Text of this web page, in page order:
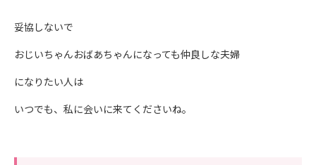
妥協しないで
おじいちゃんおばあちゃんになっても仲良しな夫婦
になりたい人は
いつでも、私に会いに来てくださいね。